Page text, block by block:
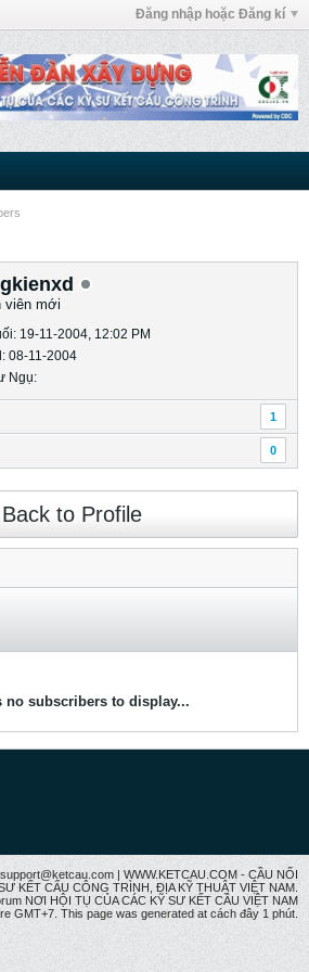
Đăng nhập hoặc Đăng kí
viên mới
19-11-2004, 12:02 PM
08-11-2004
Ngụ:
1
0
Back to Profile
no subscribers to display...
| WWW.KETCAU.COM - CẦU NỐI
KẾT CẤU CÔNG TRÌNH, ĐỊA KỸ THUẬT VIỆT NAM.
NƠI HỘI TỤ CỦA CÁC KỸ SƯ KẾT CÂU VIỆT NAM
GMT+7. This page was generated at cách đây 1 phút.